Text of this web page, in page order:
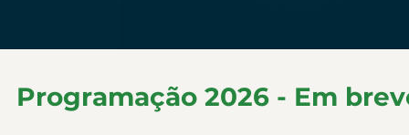
Programação 2026 - Em